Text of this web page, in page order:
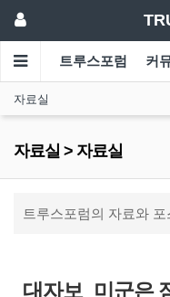
트루스포럼 커
자료실
자료실 > 자료실
트루스포럼의 자료와
대자보_미군은